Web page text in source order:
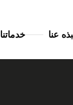
عنا خدماتنا